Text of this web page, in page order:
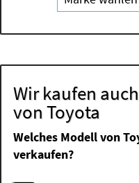
Wir kaufen
von Toyota
Welches Modell von
verkaufen?